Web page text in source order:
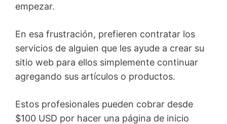
empezar.
En esa frustración, prefieren contratar los
servicios de alguien que les ayude a crear su
sitio web para ellos simplemente continuar
agregando sus artículos o productos.
Estos profesionales pueden cobrar desde
$100 USD por hacer una página de inicio